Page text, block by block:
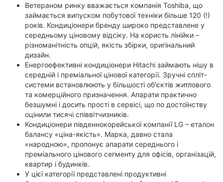
Ветераном ринку вважається компанія Toshiba, що
займається випуском побутової техніки більше 120 (!)
років. Кондиціонери бренду широко представлене у
середньому ціновому відсіку. На користь лінійки –
різноманітність опцій, якість збірки, оригінальний
дизайн.
Енергоефективні кондиціонери Hitachi займають нішу в
середній і преміальної цінової категорії. Зручні спліт-
системи встановлюють у більшості об'єктів житлового
та комерційного призначення. Апарати практично
безшумні і досить прості в сервісі, що по достоїнству
оцінили тисячі співвітчизників.
Кондиціонери південнокорейської компанії LG – еталон
балансу «ціна-якість». Марка, давно стала
«народною», пропонує апарати середнього і
преміального цінового сегменту для офісів, організацій,
квартир і будинків.
У цієї категорії представлені продуктивні